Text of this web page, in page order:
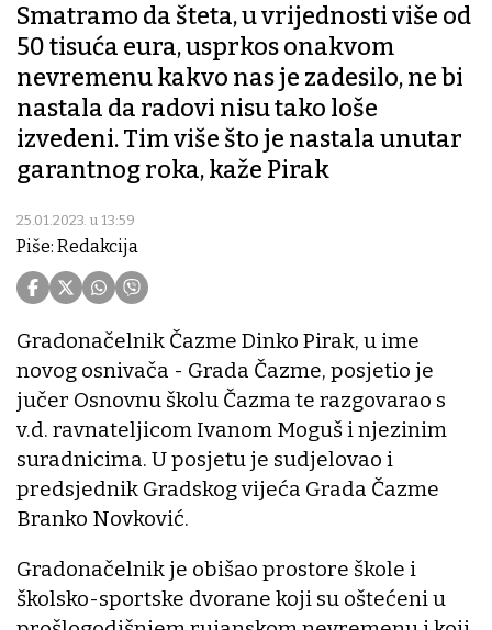
Smatramo da šteta, u vrijednosti više od
50 tisuća eura, usprkos onakvom
nevremenu kakvo nas je zadesilo, ne bi
nastala da radovi nisu tako loše
izvedeni. Tim više što je nastala unutar
garantnog roka, kaže Pirak
25.01.2023. u 13:59
Piše: Redakcija
Gradonačelnik Čazme Dinko Pirak, u ime
novog osnivača - Grada Čazme, posjetio je
jučer Osnovnu školu Čazma te razgovarao s
v.d. ravnateljicom Ivanom Moguš i njezinim
suradnicima. U posjetu je sudjelovao i
predsjednik Gradskog vijeća Grada Čazme
Branko Novković.
Gradonačelnik je obišao prostore škole i
školsko-sportske dvorane koji su oštećeni u